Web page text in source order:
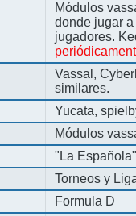
Módulos
donde jugar
jugadores.
Vassal,
similares.
Yucata,
Módulos
"La
Torneos y
Formula D